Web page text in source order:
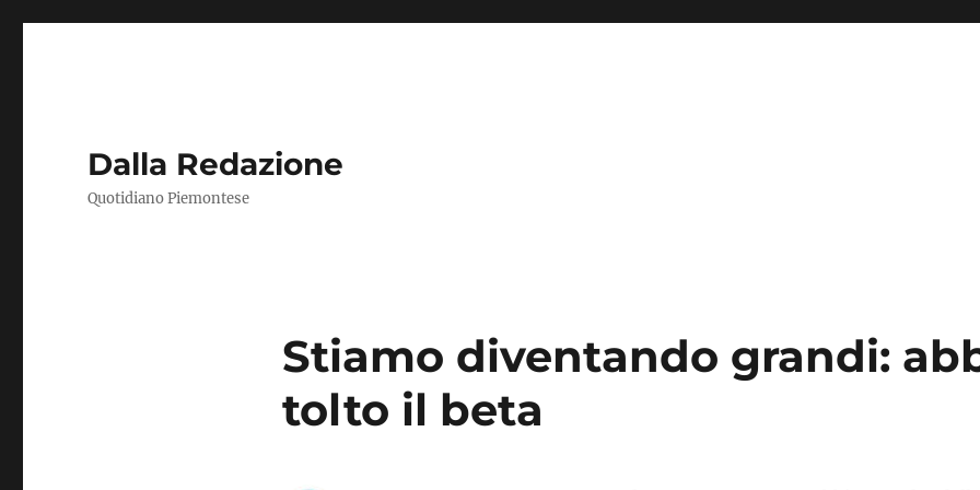
Dalla Redazione
Quotidiano Piemontese
Stiamo diventando grandi:
tolto il beta